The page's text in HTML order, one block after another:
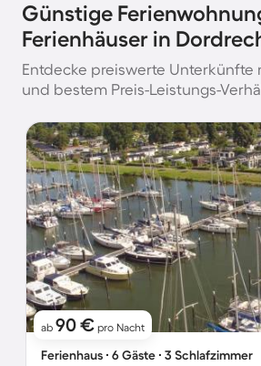
Günstige
Ferienhäuser in
Entdecke preiswerte Unterkünfte
und bestem Preis-Leistungs-
ab 90 € pro Nacht
Ferienhaus ∙ 6 Gäste ∙ 3 Schlafzimmer